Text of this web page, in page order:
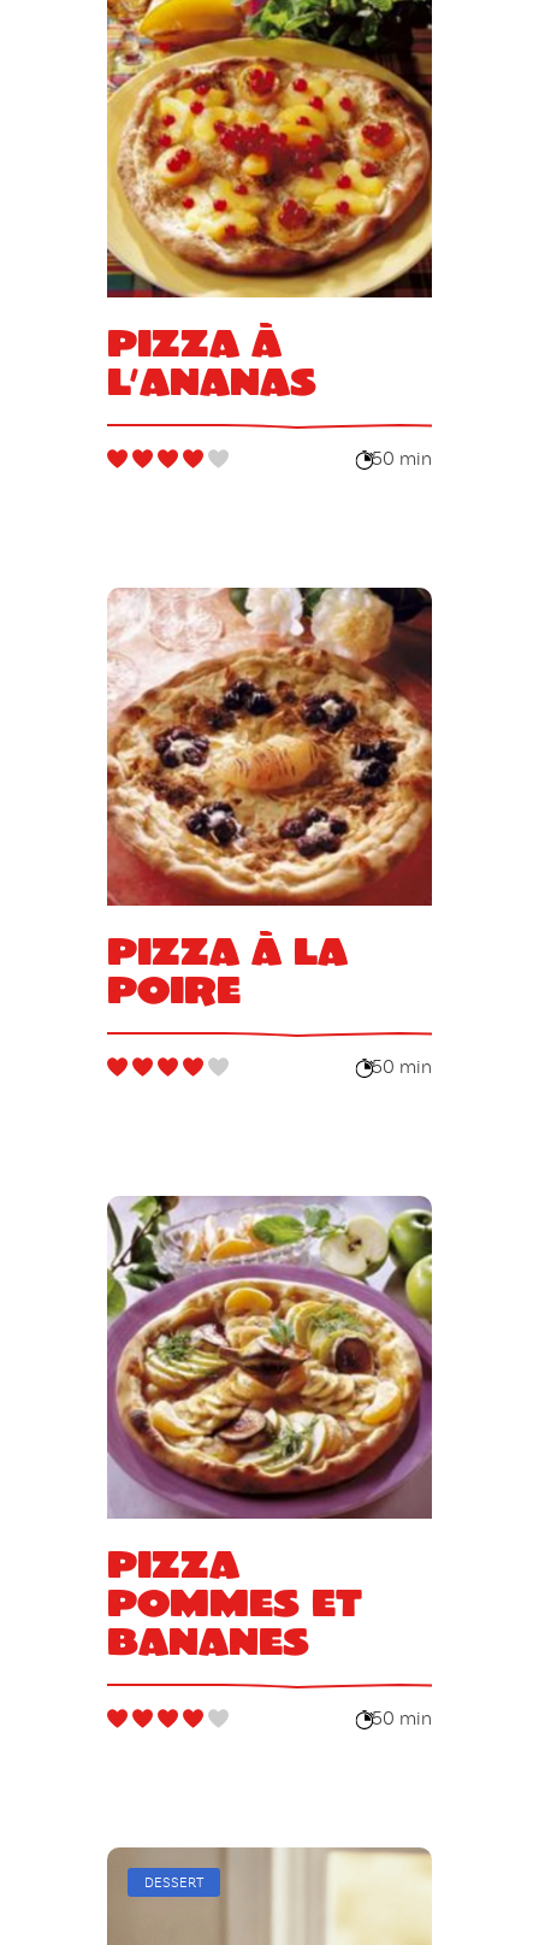
Pizza à
l’ananas
50 min
Pizza à la
poire
50 min
Pizza
pommes et
bananes
50 min
DESSERT